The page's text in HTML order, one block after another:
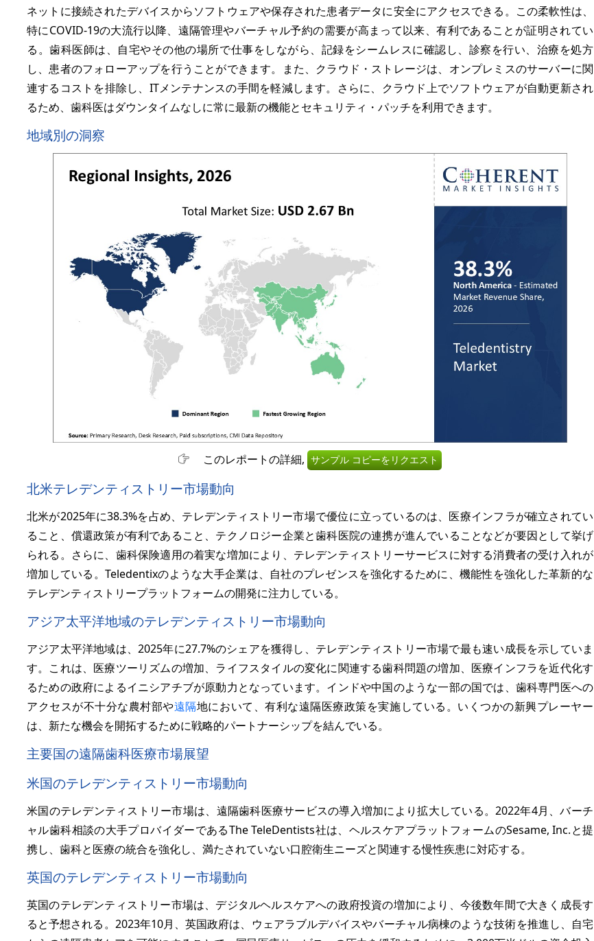
ネットに接続されたデバイスからソフトウェアや保存された患者データに安全にアクセスできる。この柔軟性は、
特にCOVID-19の大流行以降、遠隔管理やバーチャル予約の需要が高まって以来、有利であることが証明されてい
る。歯科医師は、自宅やその他の場所で仕事をしながら、記録をシームレスに確認し、診察を行い、治療を処方
し、患者のフォローアップを行うことができます。また、クラウド・ストレージは、オンプレミスのサーバーに関
連するコストを排除し、ITメンテナンスの手間を軽減します。さらに、クラウド上でソフトウェアが自動更新され
るため、歯科医はダウンタイムなしに常に最新の機能とセキュリティ・パッチを利用できます。
地域別の洞察
このレポートの詳細, サンプル コピーをリクエスト
北米テレデンティストリー市場動向
北米が2025年に38.3%を占め、テレデンティストリー市場で優位に立っているのは、医療インフラが確立されてい
ること、償還政策が有利であること、テクノロジー企業と歯科医院の連携が進んでいることなどが要因として挙げ
られる。さらに、歯科保険適用の着実な増加により、テレデンティストリーサービスに対する消費者の受け入れが
増加している。Teledentixのような大手企業は、自社のプレゼンスを強化するために、機能性を強化した革新的な
テレデンティストリープラットフォームの開発に注力している。
アジア太平洋地域のテレデンティストリー市場動向
アジア太平洋地域は、2025年に27.7%のシェアを獲得し、テレデンティストリー市場で最も速い成長を示していま
す。これは、医療ツーリズムの増加、ライフスタイルの変化に関連する歯科問題の増加、医療インフラを近代化す
るための政府によるイニシアチブが原動力となっています。インドや中国のような一部の国では、歯科専門医への
アクセスが不十分な農村部や遠隔地において、有利な遠隔医療政策を実施している。いくつかの新興プレーヤー
は、新たな機会を開拓するために戦略的パートナーシップを結んでいる。
主要国の遠隔歯科医療市場展望
米国のテレデンティストリー市場動向
米国のテレデンティストリー市場は、遠隔歯科医療サービスの導入増加により拡大している。2022年4月、バーチ
ャル歯科相談の大手プロバイダーであるThe TeleDentists社は、ヘルスケアプラットフォームのSesame, Inc.と提
携し、歯科と医療の統合を強化し、満たされていない口腔衛生ニーズと関連する慢性疾患に対応する。
英国のテレデンティストリー市場動向
英国のテレデンティストリー市場は、デジタルヘルスケアへの政府投資の増加により、今後数年間で大きく成長す
ると予想される。2023年10月、英国政府は、ウェアラブルデバイスやバーチャル病棟のような技術を推進し、自宅